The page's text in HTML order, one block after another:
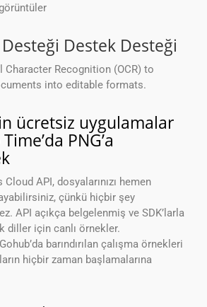
Destek Desteği
Recognition (OCR) to
into editable formats.
ücretsiz uygulamalar
PNG’a
API, dosyalarınızı hemen
çünkü hiçbir şey
API açıkça belgelenmiş ve SDK’larla
diller için canlı örnekler.
barındırılan çalışma örnekleri
hiçbir zaman başlamalarına